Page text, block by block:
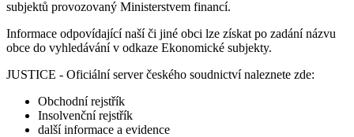
subjektů provozovaný Ministerstvem financí.
Informace odpovídající naší či jiné obci lze získat po zadání názvu
obce do vyhledávání v odkaze Ekonomické subjekty.
JUSTICE - Oficiální server českého soudnictví naleznete zde:
Obchodní rejstřík
Insolvenční rejstřík
další informace a evidence